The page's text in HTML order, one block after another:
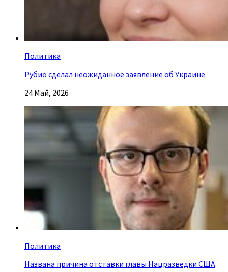
Политика
Рубио сделал неожиданное заявление об Украине
24 Май, 2026
Политика
Названа причина отставки главы Нацразведки США